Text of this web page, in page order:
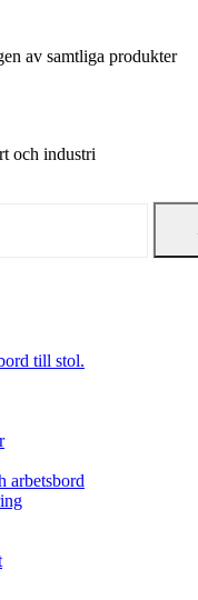
av samtliga produkter
och industri
till stol.
arbetsbord